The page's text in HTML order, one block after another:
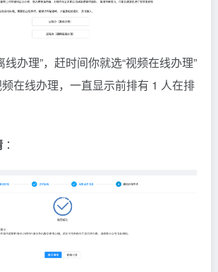
线办理”，赶时间你就选“视频在线办理”
在线办理，一直显示前排有 1 人在排
：